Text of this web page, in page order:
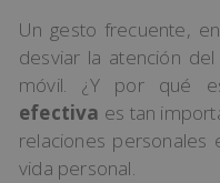
Un gesto frecuente,
desviar la atención
móvil. ¿Y por qué
efectiva es tan
relaciones
vida personal.